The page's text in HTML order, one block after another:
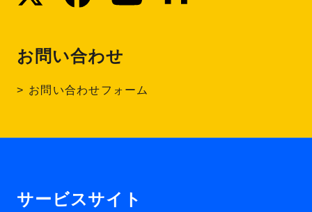
お問い合わせ
お問い合わせフォーム
サービスサイト